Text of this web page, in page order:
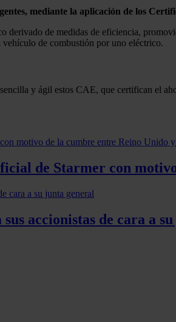
mediante la aplicación de los
derivado de medidas de eficiencia,
de combustión por uno eléctrico.
y ágil estos CAE, que certifican el
de Starmer con
accionistas de cara a